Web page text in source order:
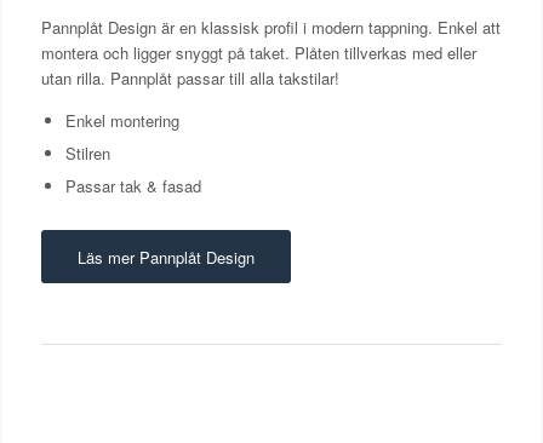
Pannplåt Design är en klassisk profil i modern tappning. Enkel att
montera och ligger snyggt på taket. Plåten tillverkas med eller
utan rilla. Pannplåt passar till alla takstilar!
Enkel montering
Stilren
Passar tak & fasad
Läs mer Pannplåt Design